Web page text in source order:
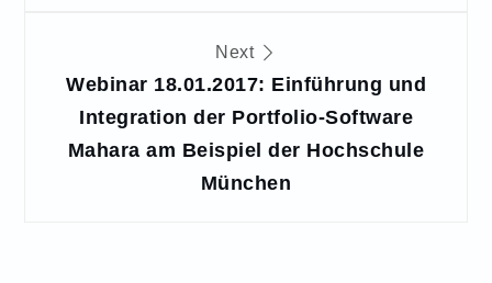
Next
Webinar 18.01.2017: Einführung und
Integration der Portfolio-Software
Mahara am Beispiel der Hochschule
München